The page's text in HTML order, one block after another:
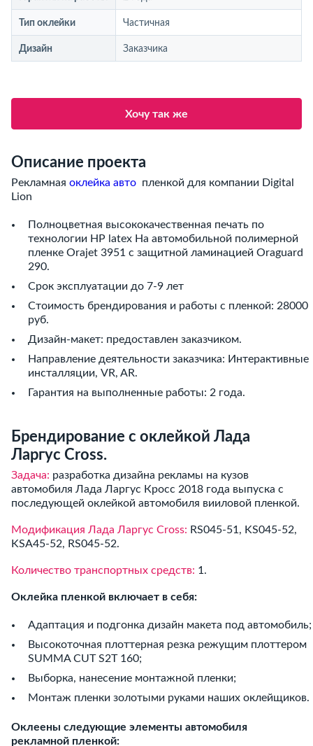
Тип оклейки Частичная
Дизайн Заказчика
Хочу так же
Описание проекта
Рекламная оклейка авто пленкой для компании Digital
Lion
Полноцветная высококачественная печать по
технологии HP latex На автомобильной полимерной
пленке Orajet 3951 с защитной ламинацией Oraguard
290.
Срок эксплуатации до 7-9 лет
Стоимость брендирования и работы с пленкой: 28000
руб.
Дизайн-макет: предоставлен заказчиком.
Направление деятельности заказчика: Интерактивные
инсталляции, VR, AR.
Гарантия на выполненные работы: 2 года.
Брендирование с оклейкой Лада
Ларгус Cross.
Задача: разработка дизайна рекламы на кузов
автомобиля Лада Ларгус Кросс 2018 года выпуска с
последующей оклейкой автомобиля вииловой пленкой.
Модификация Лада Ларгус Cross: RS045-51, KS045-52,
KSA45-52, RS045-52.
Количество транспортных средств: 1.
Оклейка пленкой включает в себя:
Адаптация и подгонка дизайн макета под автомобиль;
Высокоточная плоттерная резка режущим плоттером
SUMMA CUT S2T 160;
Выборка, нанесение монтажной пленки;
Монтаж пленки золотыми руками наших оклейщиков.
Оклеены следующие элементы автомобиля
рекламной пленкой: